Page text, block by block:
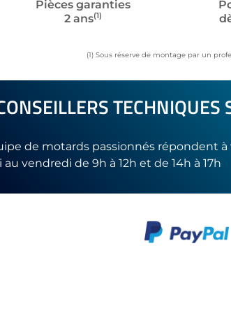
Pièces garanties
2 ans(1)
(1) Sous réserve de montage par un
TECHNIQUES
de motards passionnés répondent à
vendredi de 9h à 12h et de 14h à 17h